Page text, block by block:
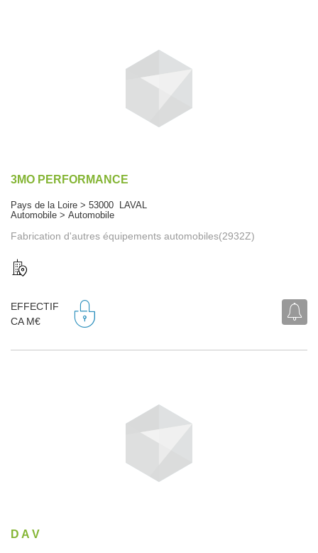
3MO PERFORMANCE
Pays de la Loire > 53000 LAVAL
Automobile > Automobile
Fabrication d'autres équipements automobiles(2932Z)
EFFECTIF
CA M€
D A V